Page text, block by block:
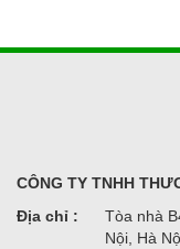
CÔNG TY TNHH
Địa chỉ :
Tòa nhà
Nội, Hà